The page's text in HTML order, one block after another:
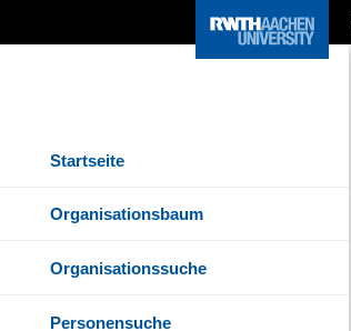
Startseite
Organisationsbaum
Organisationssuche
Personensuche